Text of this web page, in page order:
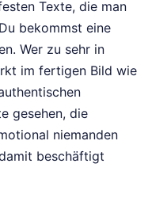
Texte, die man
bekommst eine
Wer zu sehr in
im fertigen Bild wie
gesehen, die
niemanden
beschäftigt